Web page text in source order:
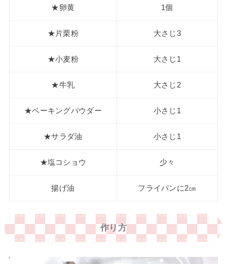
★卵黄 1個
★片栗粉 大さじ3
★小麦粉 大さじ1
★牛乳 大さじ2
★ベーキングパウダー 小さじ1
★サラダ油 小さじ1
★塩コショウ 少々
揚げ油 フライパンに2㎝
作り方